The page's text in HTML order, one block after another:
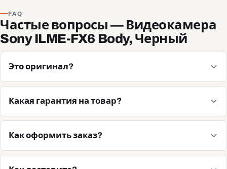
FAQ
Частые вопросы — Видеокамера
Sony ILME-FX6 Body, Черный
Это оригинал?
Какая гарантия на товар?
Как оформить заказ?